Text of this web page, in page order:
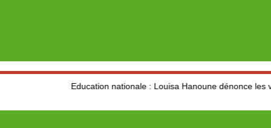
Education nationale : Louisa Hanoune dénonce les visées